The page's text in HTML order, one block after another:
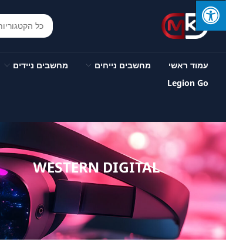
עמוד ראשי מחשבים נייחים מחשבים ניידים
Legion Go
WESTERN DIGITAL